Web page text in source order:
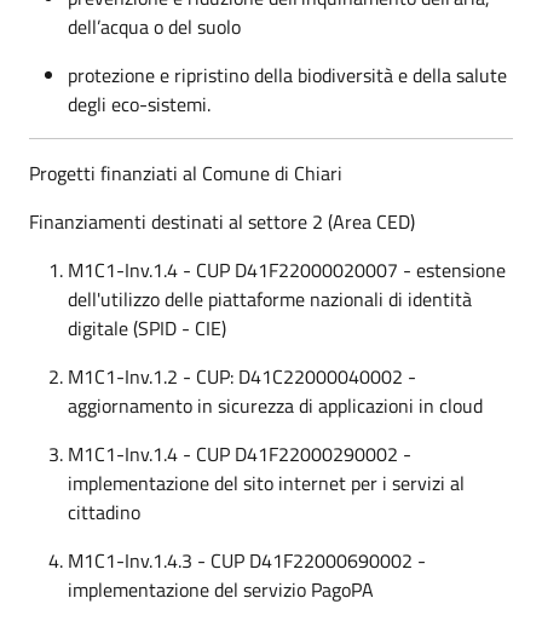
dell’acqua o del suolo
protezione e ripristino della biodiversità e della salute
degli eco-sistemi.
Progetti finanziati al Comune di Chiari
Finanziamenti destinati al settore 2 (Area CED)
M1C1-Inv.1.4 - CUP D41F22000020007 - estensione
dell'utilizzo delle piattaforme nazionali di identità
digitale (SPID - CIE)
M1C1-Inv.1.2 - CUP: D41C22000040002 -
aggiornamento in sicurezza di applicazioni in cloud
M1C1-Inv.1.4 - CUP D41F22000290002 -
implementazione del sito internet per i servizi al
cittadino
M1C1-Inv.1.4.3 - CUP D41F22000690002 -
implementazione del servizio PagoPA